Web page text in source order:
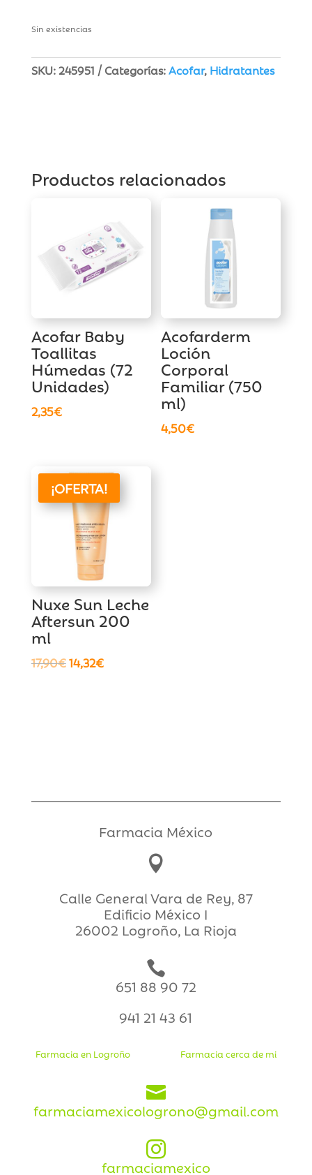
Sin existencias
SKU:245951 Categorías:Acofar, Hidratantes
Productos relacionados
Acofar Baby
Toallitas
Húmedas (72
Unidades)
2,35€
Acofarderm
Loción
Corporal
Familiar (750
ml)
4,50€
¡OFERTA!
Nuxe Sun Leche
Aftersun 200
ml
17,90€El
14,32€El
Farmacia México

Calle General Vara de Rey, 87
Edificio México I
26002 Logroño, La Rioja

651 88 90 72
941 21 43 61
Farmacia en Logroño Farmacia cerca de mi

farmaciamexicologrono@gmail.com

farmaciamexico